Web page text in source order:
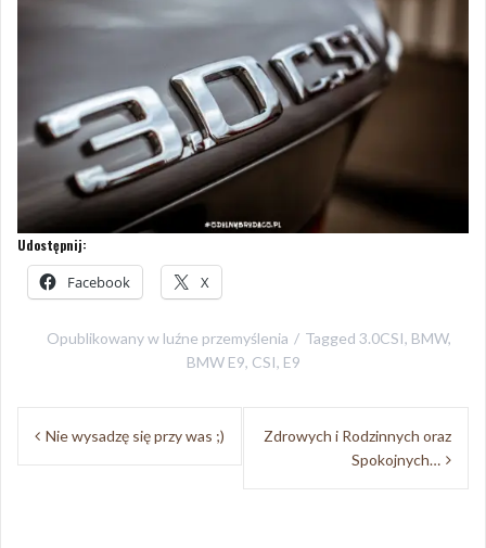
Udostępnij:
Facebook X
Opublikowany w luźne przemyślenia Tagged 3.0CSI, BMW,
BMW E9, CSI, E9
Nawigacja
Nie wysadzę się przy was ;)
Zdrowych i Rodzinnych oraz
Spokojnych…